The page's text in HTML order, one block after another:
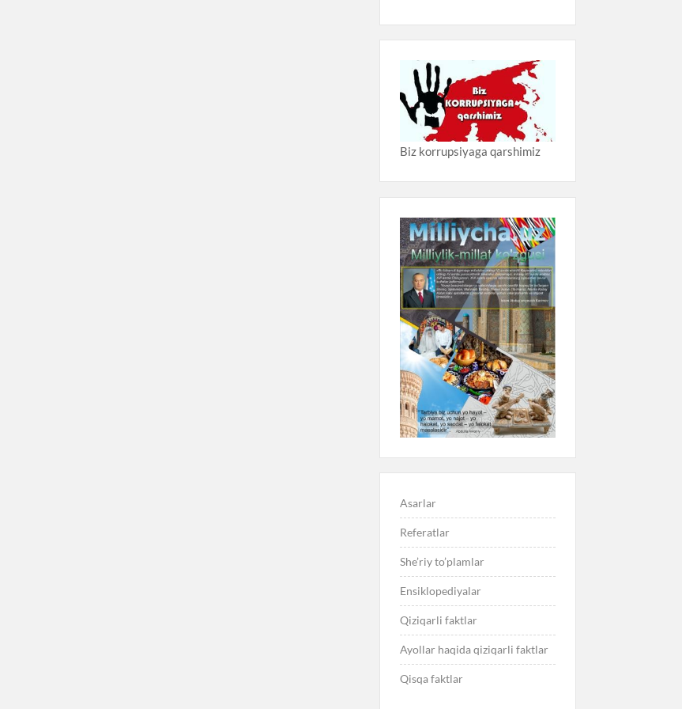
Biz korrupsiyaga qarshimiz
Asarlar
Referatlar
She’riy to’plamlar
Ensiklopediyalar
Qiziqarli faktlar
Ayollar haqida qiziqarli faktlar
Qisqa faktlar